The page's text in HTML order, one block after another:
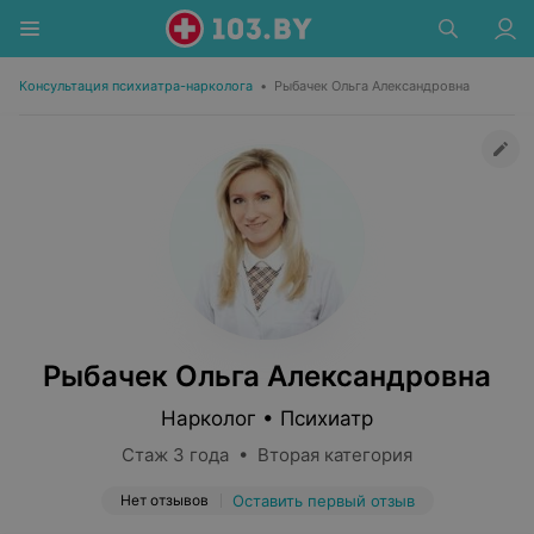
Консультация психиатра-нарколога • Рыбачек Ольга Александровна
Рыбачек Ольга Александровна
Нарколог • Психиатр
Стаж 3 года • Вторая категория
Нет отзывов Оставить первый отзыв